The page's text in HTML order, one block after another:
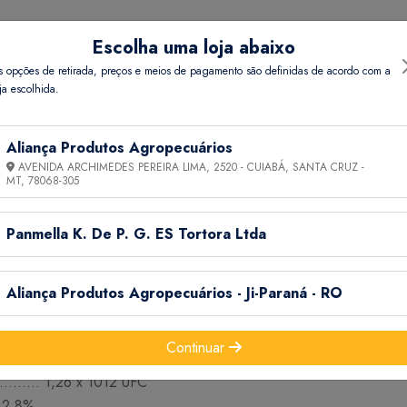
acetato de retinol, ácido nicotínico, cianocobalamina,
de aves), antioxidante (BHT), emulsificante (polisorbato),
Saccharomyces cerevisiae e Cyberlindnera jadinii.
1,26 x 1012 UFC
Escolha uma loja abaixo
opções de retirada, preços e meios de pagamento são definidas de acordo com a
escolhida.
Aliança Produtos Agropecuários
AVENIDA ARCHIMEDES PEREIRA LIMA, 2520 - CUIABÁ, SANTA CRUZ -
MT, 78068-305
Panmella K. De P. G. ES Tortora Ltda
Aliança Produtos Agropecuários - Ji-Paraná - RO
Continuar